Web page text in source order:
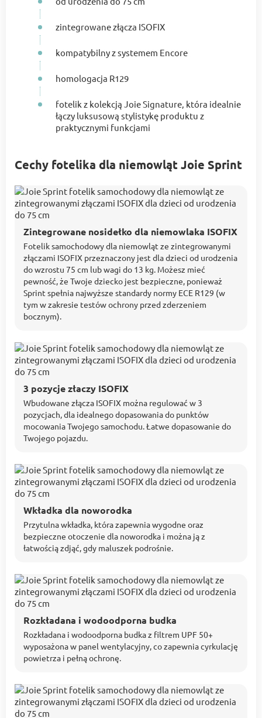
zintegrowane złącza ISOFIX
kompatybilny z systemem Encore
homologacja R129
fotelik z kolekcją Joie Signature, która idealnie
łączy luksusową stylistykę produktu z
praktycznymi funkcjami
Cechy fotelika dla niemowląt Joie Sprint
Zintegrowane nosidełko dla niemowlaka ISOFIX
Fotelik samochodowy dla niemowląt ze zintegrowanymi
złączami ISOFIX przeznaczony jest dla dzieci od urodzenia
do wzrostu 75 cm lub wagi do 13 kg. Możesz mieć
pewność, że Twoje dziecko jest bezpieczne, ponieważ
Sprint spełnia najwyższe standardy normy ECE R129 (w
tym w zakresie testów ochrony przed zderzeniem
bocznym).
3 pozycje złaczy ISOFIX
Wbudowane złącza ISOFIX można regulować w 3
pozycjach, dla idealnego dopasowania do punktów
mocowania Twojego samochodu. Łatwe dopasowanie do
Twojego pojazdu.
Wkładka dla noworodka
Przytulna wkładka, która zapewnia wygodne oraz
bezpieczne otoczenie dla noworodka i można ją z
łatwością zdjąć, gdy maluszek podrośnie.
Rozkładana i wodoodporna budka
Rozkładana i wodoodporna budka z filtrem UPF 50+
wyposażona w panel wentylacyjny, co zapewnia cyrkulację
powietrza i pełną ochronę.